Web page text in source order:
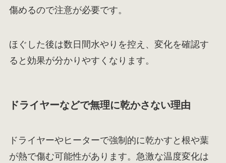
傷めるので注意が必要です。
ほぐした後は数日間水やりを控え、変化を確認す
ると効果が分かりやすくなります。
ドライヤーなどで無理に乾かさない理由
ドライヤーやヒーターで強制的に乾かすと根や葉
が熱で傷む可能性があります。急激な温度変化は